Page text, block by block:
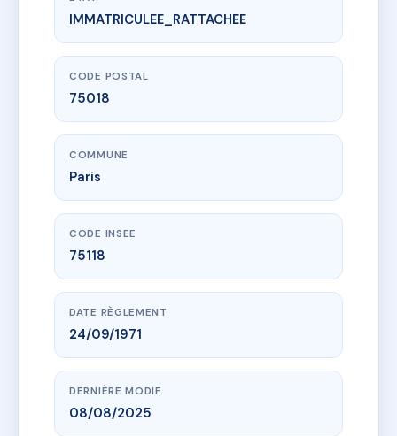
www.vme.plus/AC6502348
30 ROSES
30 r des roses
IMMATRICULEE_RATTACHEE
CODE POSTAL
75018
COMMUNE
Paris
CODE INSEE
75118
DATE RÈGLEMENT
24/09/1971
DERNIÈRE MODIF.
08/08/2025